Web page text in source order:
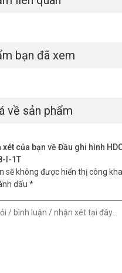
bạn đã xem
về sản phẩm
xét của bạn về Đầu ghi hình
I-1T
sẽ không được hiển thị công
dấu *